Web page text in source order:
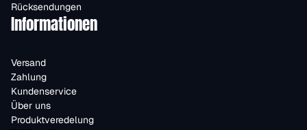
Rücksendungen
Informationen
Versand
Zahlung
Kundenservice
Über uns
Produktveredelung